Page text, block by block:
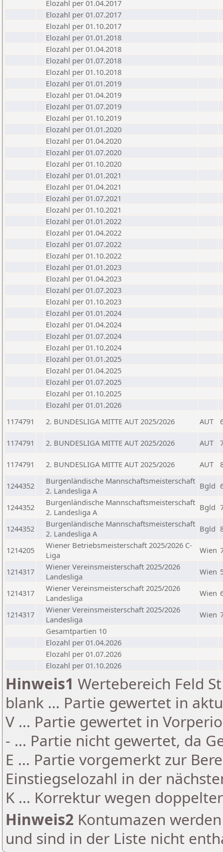
Elozahl per 01.04.2017
Elozahl per 01.07.2017
Elozahl per 01.10.2017
Elozahl per 01.01.2018
Elozahl per 01.04.2018
Elozahl per 01.07.2018
Elozahl per 01.10.2018
Elozahl per 01.01.2019
Elozahl per 01.04.2019
Elozahl per 01.07.2019
Elozahl per 01.10.2019
Elozahl per 01.01.2020
Elozahl per 01.04.2020
Elozahl per 01.07.2020
Elozahl per 01.10.2020
Elozahl per 01.01.2021
Elozahl per 01.04.2021
Elozahl per 01.07.2021
Elozahl per 01.10.2021
Elozahl per 01.01.2022
Elozahl per 01.04.2022
Elozahl per 01.07.2022
Elozahl per 01.10.2022
Elozahl per 01.01.2023
Elozahl per 01.04.2023
Elozahl per 01.07.2023
Elozahl per 01.10.2023
Elozahl per 01.01.2024
Elozahl per 01.04.2024
Elozahl per 01.07.2024
Elozahl per 01.10.2024
Elozahl per 01.01.2025
Elozahl per 01.04.2025
Elozahl per 01.07.2025
Elozahl per 01.10.2025
Elozahl per 01.01.2026
1174791
2. BUNDESLIGA MITTE AUT 2025/2026 AUT
1174791 2. BUNDESLIGA MITTE AUT 2025/2026 AUT
1174791 2. BUNDESLIGA MITTE AUT 2025/2026 AUT
1244352
Burgenländische Mannschaftsmeisterschaft
2. Landesliga A
Bgld
1244352
Burgenländische Mannschaftsmeisterschaft
2. Landesliga A
Bgld
1244352
Burgenländische Mannschaftsmeisterschaft
2. Landesliga A
Bgld
1214205
Wiener Betriebsmeisterschaft 2025/2026 C-
Liga
Wien
1214317
Wiener Vereinsmeisterschaft 2025/2026
Landesliga
Wien
1214317
Wiener Vereinsmeisterschaft 2025/2026
Landesliga
Wien
1214317
Wiener Vereinsmeisterschaft 2025/2026
Landesliga
Wien
Gesamtpartien 10
Elozahl per 01.04.2026
Elozahl per 01.07.2026
Elozahl per 01.10.2026
Hinweis1 Wertebereich Feld
blank ... Partie gewertet in
V ... Partie gewertet in
- ... Partie nicht gewertet, da
E ... Partie vorgemerkt zur
Einstiegselozahl in der
K ... Korrektur wegen
Hinweis2 Kontumazen
und sind in der Liste nicht